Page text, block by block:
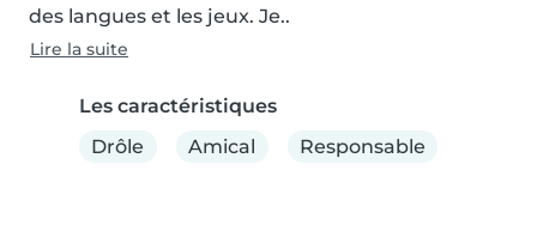
des langues et les jeux. Je..
Lire la suite
Les caractéristiques
Drôle
Amical Responsable